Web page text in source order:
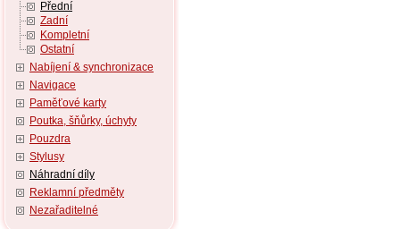
Přední
Zadní
Kompletní
Ostatní
Nabíjení & synchronizace
Navigace
Paměťové karty
Poutka, šňůrky, úchyty
Pouzdra
Stylusy
Náhradní díly
Reklamní předměty
Nezařaditelné